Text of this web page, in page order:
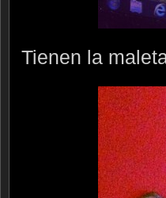
Tienen la